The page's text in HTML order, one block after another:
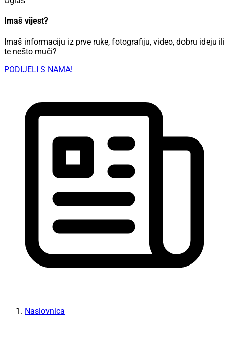
Imaš vijest?
Imaš informaciju iz prve ruke, fotografiju, video, dobru ideju ili
te nešto muči?
PODIJELI S NAMA!
Naslovnica